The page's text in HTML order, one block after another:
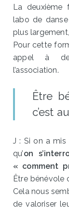
La deuxième
labo de
plus
Pour cette
appel à
l’association.
Être
c’est
J : Si on a mis
qu’on
« comment
Être bénévole
Cela nous
de valoriser